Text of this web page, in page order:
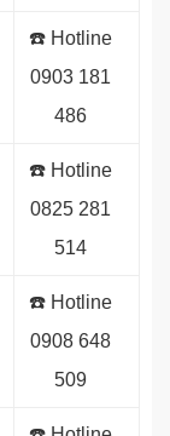
☎️ Hotline
0903 181
486
☎️ Hotline
0825 281
514
☎️ Hotline
0908 648
509